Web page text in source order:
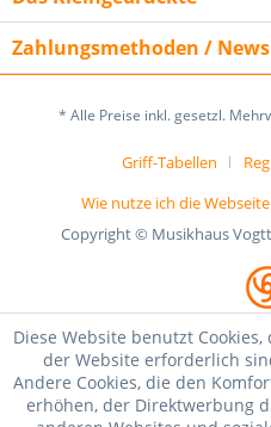
Zahlungsmethoden /
* Alle Preise inkl. gesetzl.
Griff-Tabellen
Wie nutze ich die Webseite
Copyright © Musikhaus
Diese Website benutzt
der Website erforderlich
Andere Cookies, die den
erhöhen, der Direktwerbung